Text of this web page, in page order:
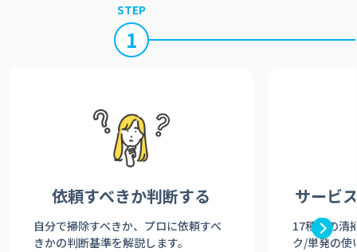
STEP
1
依頼すべきか判断する
自分で掃除すべきか、プロに依頼すべ
きかの判断基準を解説します。
サービ
17種類の清
ク/単発の使